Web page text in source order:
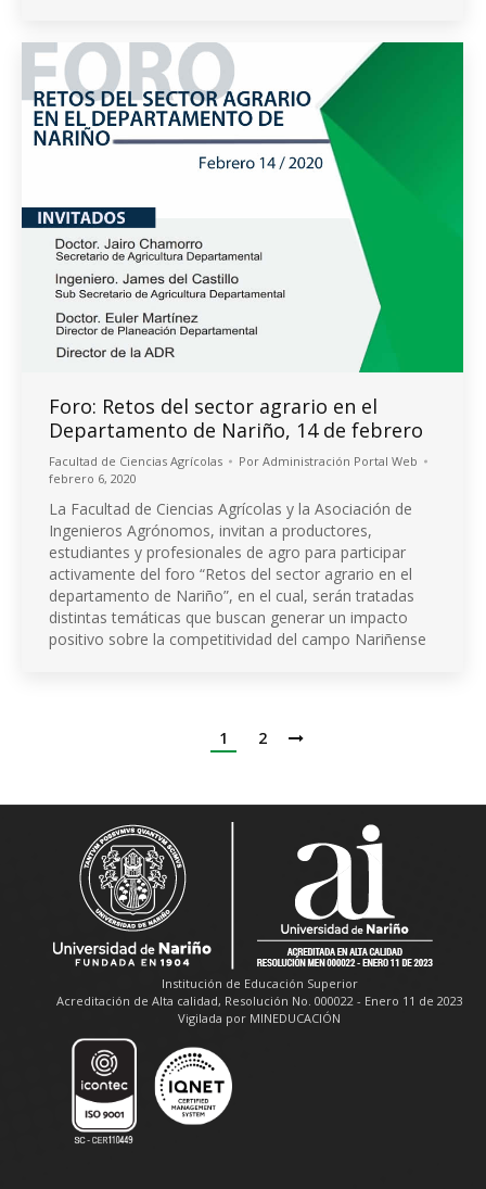
Foro: Retos del sector agrario en el
Departamento de Nariño, 14 de febrero
Facultad de Ciencias Agrícolas Por Administración Portal Web
febrero 6, 2020
La Facultad de Ciencias Agrícolas y la Asociación de
Ingenieros Agrónomos, invitan a productores,
estudiantes y profesionales de agro para participar
activamente del foro “Retos del sector agrario en el
departamento de Nariño”, en el cual, serán tratadas
distintas temáticas que buscan generar un impacto
positivo sobre la competitividad del campo Nariñense
1 2
Institución de Educación Superior
Acreditación de Alta calidad, Resolución No. 000022 - Enero 11 de 2023
Vigilada por MINEDUCACIÓN